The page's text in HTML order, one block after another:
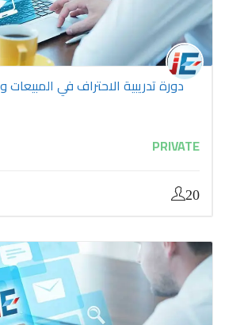
دورة تدريبية الاحتراف في المبيعات
PRIVATE
20